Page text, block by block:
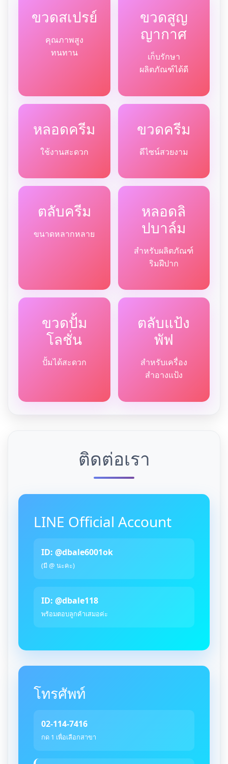
ขวดสเปรย์
คุณภาพสูง
ทนทาน
ขวดสูญ
ญากาศ
เก็บรักษา
ผลิตภัณฑ์ได้ดี
หลอดครีม
ใช้งานสะดวก
ขวดครีม
ดีไซน์สวยงาม
ตลับครีม
ขนาดหลากหลาย
หลอดลิ
ปบาล์ม
สำหรับผลิตภัณฑ์
ริมฝีปาก
ขวดปั้ม
โลชั่น
ปั้มได้สะดวก
ตลับแป้ง
พัฟ
สำหรับเครื่อง
สำอางแป้ง
ติดต่อเรา
LINE Official Account
ID: @dbale6001ok
(มี @ นะคะ)
ID: @dbale118
พร้อมตอบลูกค้าเสมอค่ะ
โทรศัพท์
02-114-7416
กด 1 เพื่อเลือกสาขา